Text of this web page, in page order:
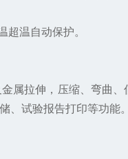
温自动保护。
拉伸，压缩、弯曲、
、试验报告打印等功能。